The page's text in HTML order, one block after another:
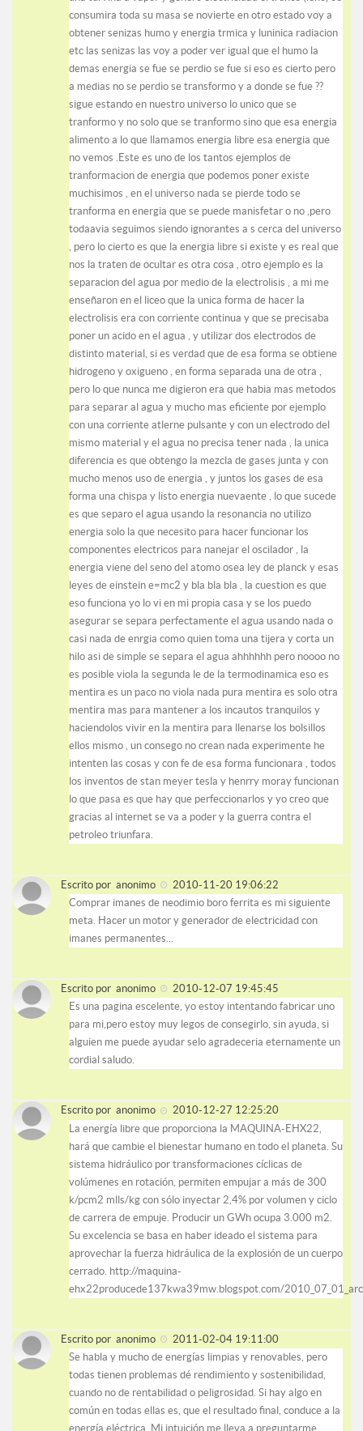
consumira toda su masa se novierte en otro estado voy a
obtener senizas humo y energia trmica y luninica radiacion
etc las senizas las voy a poder ver igual que el humo la
demas energia se fue se perdio se fue si eso es cierto pero
a medias no se perdio se transformo y a donde se fue ??
sigue estando en nuestro universo lo unico que se
tranformo y no solo que se tranformo sino que esa energia
alimento a lo que llamamos energia libre esa energia que
no vemos .Este es uno de los tantos ejemplos de
tranformacion de energia que podemos poner existe
muchisimos , en el universo nada se pierde todo se
tranforma en energia que se puede manisfetar o no ,pero
todaavia seguimos siendo ignorantes a s cerca del universo
, pero lo cierto es que la energia libre si existe y es real que
nos la traten de ocultar es otra cosa , otro ejemplo es la
separacion del agua por medio de la electrolisis , a mi me
enseñaron en el liceo que la unica forma de hacer la
electrolisis era con corriente continua y que se precisaba
poner un acido en el agua , y utilizar dos electrodos de
distinto material, si es verdad que de esa forma se obtiene
hidrogeno y oxigueno , en forma separada una de otra ,
pero lo que nunca me digieron era que habia mas metodos
para separar al agua y mucho mas eficiente por ejemplo
con una corriente atlerne pulsante y con un electrodo del
mismo material y el agua no precisa tener nada , la unica
diferencia es que obtengo la mezcla de gases junta y con
mucho menos uso de energia , y juntos los gases de esa
forma una chispa y listo energia nuevaente , lo que sucede
es que separo el agua usando la resonancia no utilizo
energia solo la que necesito para hacer funcionar los
componentes electricos para nanejar el oscilador , la
energia viene del seno del atomo osea ley de planck y esas
leyes de einstein e=mc2 y bla bla bla , la cuestion es que
eso funciona yo lo vi en mi propia casa y se los puedo
asegurar se separa perfectamente el agua usando nada o
casi nada de enrgia como quien toma una tijera y corta un
hilo asi de simple se separa el agua ahhhhhh pero noooo no
es posible viola la segunda le de la termodinamica eso es
mentira es un paco no viola nada pura mentira es solo otra
mentira mas para mantener a los incautos tranquilos y
haciendolos vivir en la mentira para llenarse los bolsillos
ellos mismo , un consego no crean nada experimente he
intenten las cosas y con fe de esa forma funcionara , todos
los inventos de stan meyer tesla y henrry moray funcionan
lo que pasa es que hay que perfeccionarlos y yo creo que
gracias al internet se va a poder y la guerra contra el
petroleo triunfara.
Escrito por anonimo
2010-11-20 19:06:22
Comprar imanes de neodimio boro ferrita es mi siguiente
meta. Hacer un motor y generador de electricidad con
imanes permanentes...
Escrito por anonimo
2010-12-07 19:45:45
Es una pagina escelente, yo estoy intentando fabricar uno
para mi,pero estoy muy legos de consegirlo, sin ayuda, si
alguien me puede ayudar selo agradeceria eternamente un
cordial saludo.
Escrito por anonimo
2010-12-27 12:25:20
La energía libre que proporciona la MAQUINA-EHX22,
hará que cambie el bienestar humano en todo el planeta. Su
sistema hidráulico por transformaciones cíclicas de
volúmenes en rotación, permiten empujar a más de 300
k/pcm2 mlls/kg con sólo inyectar 2,4% por volumen y ciclo
de carrera de empuje. Producir un GWh ocupa 3.000 m2.
Su excelencia se basa en haber ideado el sistema para
aprovechar la fuerza hidráulica de la explosión de un cuerpo
cerrado. http://maquina-
ehx22producede137kwa39mw.blogspot.com/
Escrito por anonimo
2011-02-04 19:11:00
Se habla y mucho de energías limpias y renovables, pero
todas tienen problemas dé rendimiento y sostenibilidad,
cuando no de rentabilidad o peligrosidad. Si hay algo en
común en todas ellas es, que el resultado final, conduce a la
energía eléctrica. Mi intuición me lleva a preguntarme,